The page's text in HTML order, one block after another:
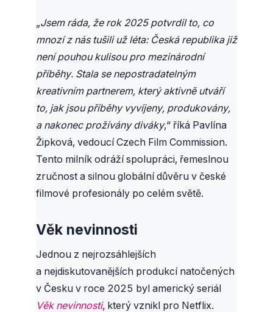
„Jsem ráda, že rok 2025 potvrdil to, co
mnozí z nás tušili už léta: Česká republika již
není pouhou kulisou pro mezinárodní
příběhy. Stala se nepostradatelným
kreativním partnerem, který aktivně utváří
to, jak jsou příběhy vyvíjeny, produkovány,
a nakonec prožívány diváky,“ říká Pavlína
Žipková, vedoucí Czech Film Commission.
Tento milník odráží spolupráci, řemeslnou
zručnost a silnou globální důvěru v české
filmové profesionály po celém světě.
Věk nevinnosti
Jednou z nejrozsáhlejších
a nejdiskutovanějších produkcí natočených
v Česku v roce 2025 byl americký seriál
Věk nevinnosti, který vznikl pro Netflix.